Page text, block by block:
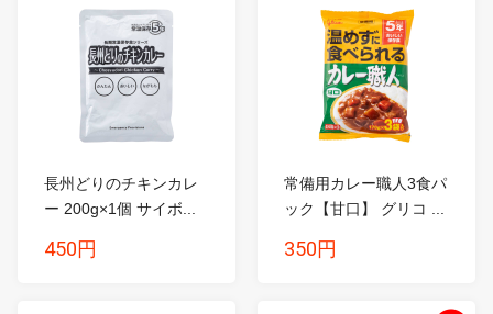
長州どりのチキンカレ
ー 200g×1個 サイボ...
450円
常備用カレー職人3食パ
ック【甘口】 グリコ ...
350円